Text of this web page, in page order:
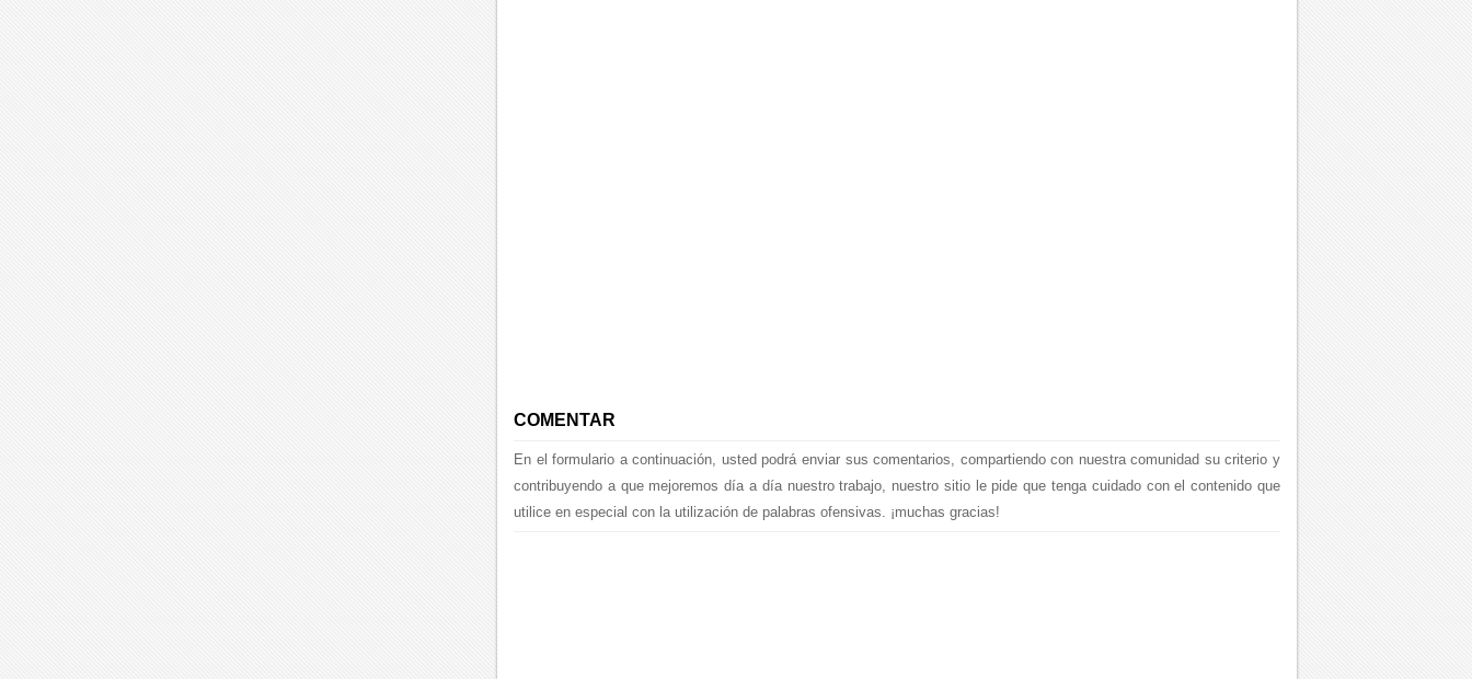
COMENTAR
En el formulario a continuación, usted podrá enviar sus comentarios, compartiendo con nuestra comunidad su criterio y
contribuyendo a que mejoremos día a día nuestro trabajo, nuestro sitio le pide que tenga cuidado con el contenido que
utilice en especial con la utilización de palabras ofensivas. ¡muchas gracias!